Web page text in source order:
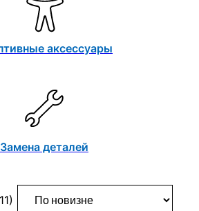
аксессуары
Замена деталей
Сортировка: